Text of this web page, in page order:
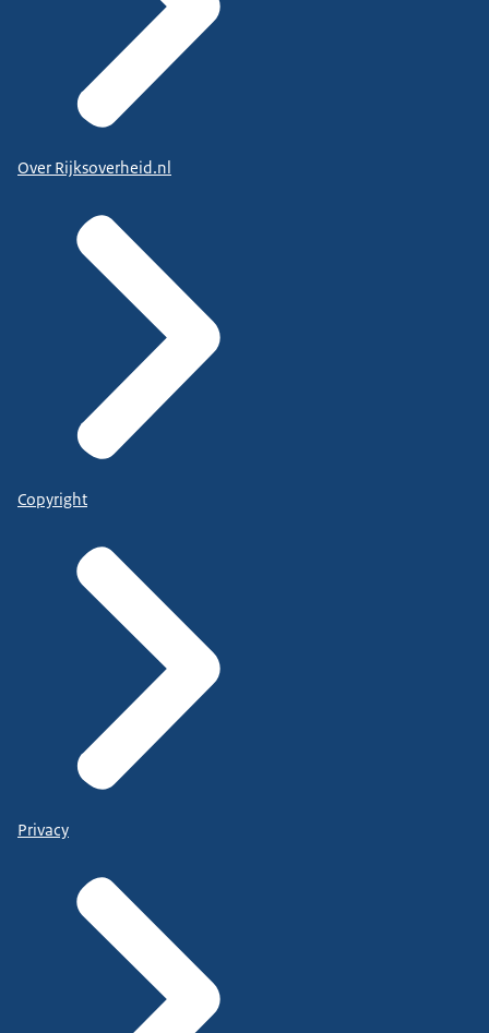
Over Rijksoverheid.nl
Copyright
Privacy